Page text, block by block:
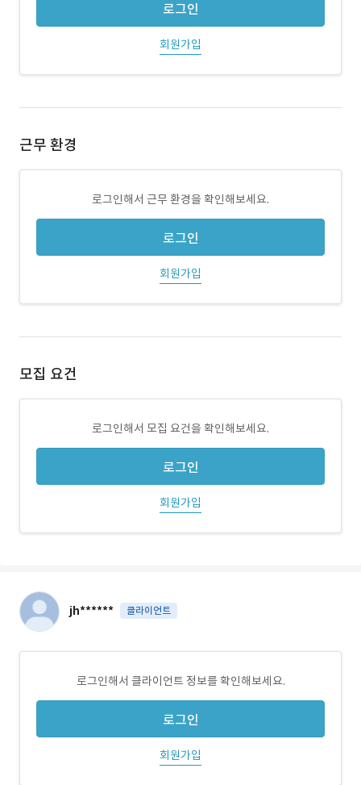
로그인
회원가입
근무 환경
로그인해서 근무 환경을 확인해보세요.
로그인
회원가입
모집 요건
로그인해서 모집 요건을 확인해보세요.
로그인
회원가입
jh****** 클라이언트
로그인해서 클라이언트 정보를 확인해보세요.
로그인
회원가입